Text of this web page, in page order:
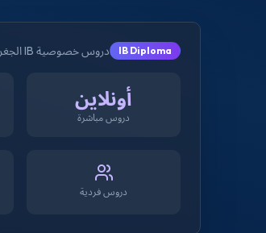
IB Diploma دروس خصوصية IB الجغرافيا
أونلاين
دروس مباشرة
دروس فردية